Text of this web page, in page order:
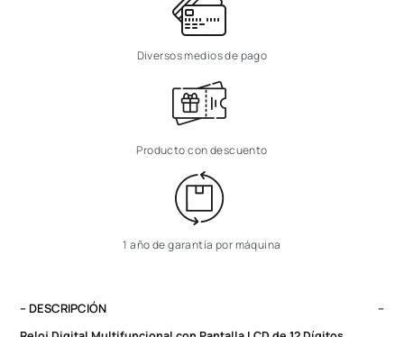
Diversos medios de pago
Producto con descuento
1 año de garantía por máquina
– DESCRIPCIÓN